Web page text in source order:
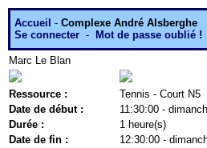
Accueil - Complexe André Alsberghe
Se connecter - Mot de passe oublié !
Marc Le Blan
Ressource :
Tennis - Court N5
Date de début :
11:30:00 -
Durée :
1 heure(s)
Date de fin :
12:30:00 -